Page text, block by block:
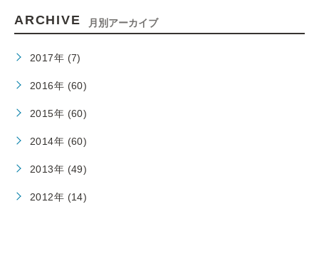
ARCHIVE 月別アーカイブ
2017年 (7)
2016年 (60)
2015年 (60)
2014年 (60)
2013年 (49)
2012年 (14)